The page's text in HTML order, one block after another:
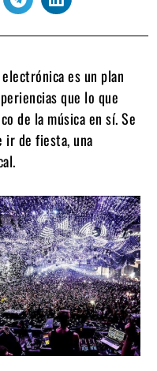
es un plan
que lo que
de la música en sí. Se
ir de fiesta, una